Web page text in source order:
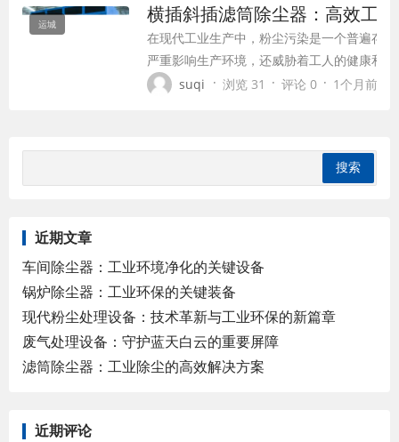
‌运城 横插斜插滤筒除尘器：高效工
在现代工业生产中，粉尘污染是一个普遍存
严重影响生产环境，还威胁着工人的健康和
的不断提高和工业技术的进步，横插斜插滤
suqi · 浏览 31 · 评论 0 · 1个月前
近期文章
车间除尘器：工业环境净化的关键设备
锅炉除尘器：工业环保的关键装备
现代粉尘处理设备：技术革新与工业环保的新篇章
废气处理设备：守护蓝天白云的重要屏障
滤筒除尘器：工业除尘的高效解决方案
近期评论